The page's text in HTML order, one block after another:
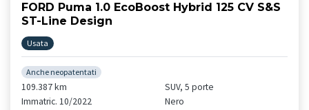
FORD Puma 1.0 EcoBoost Hybrid 125 CV S&S
ST-Line Design
Usata
Anche neopatentati
109.387 km
Immatric. 10/2022
SUV, 5 porte
Nero